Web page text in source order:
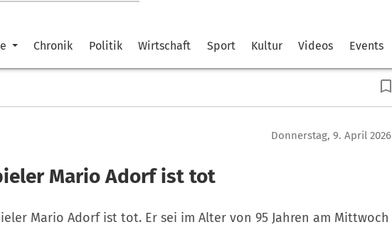
Chronik Politik Wirtschaft Sport Kultur Videos Events
Donnerstag, 9. April 2026
Mario Adorf ist tot
Mario Adorf ist tot. Er sei im Alter von 95 Jahren am Mittwoch